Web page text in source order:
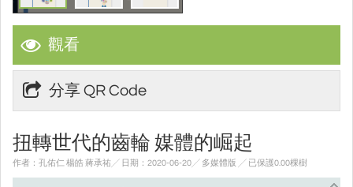
觀看
分享 QR Code
扭轉世代的齒輪 媒體的崛起
作者：孔佑仁 楊皓 蔣承祐╱ 日期：2020-06-20╱ 多媒體版 ╱ 已保護0.00棵樹